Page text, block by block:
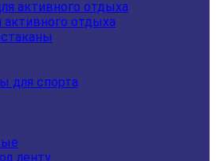
отдыха
для спорта
ленту